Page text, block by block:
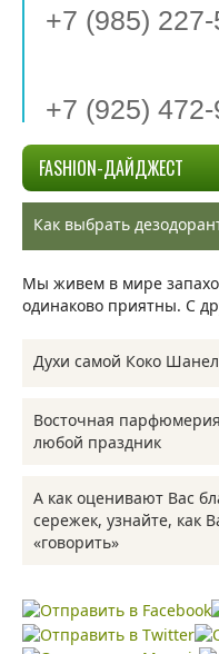
+7 (985)
+7 (925)
FASHION-ДАЙДЖЕСТ
Как выбрать
Мы живем в мире
одинаково приятны. С
Духи самой Коко
Интернет магазин
вашему вниманию духи
Восточная
любой праздник
У всех есть
своих близких людей
выбрать…
А как оценивают Вас
сережек, узнайте, как
«говорить»
Узнайте, как позволить
благодаря советам, в
простой, быстрый…